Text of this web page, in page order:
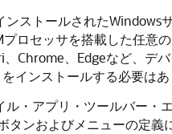
ストールされた
ロセッサを搭載した任意
Chrome、Edgeなど、デ
インストールする必要はあ
・アプリ・ツールバー
ンおよびメニューの定義